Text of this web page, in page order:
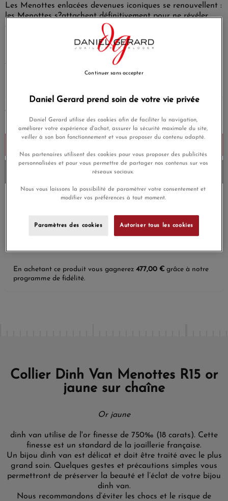
Les Menottes enlacées devenues iconiques se renouvellent :
les Menottes s?attachent définitivement pour ne révéler
qu?un seul et unique motif
Esprit rebelle, symbole d'union ou d'attachement.
Longueur : 45 cm
AJOUTER UNE GRAVURE
Livré chez vous la semaine prochaine
Payez en 4x ou 10x
remboursé
En achetant ce produit vous gagnerez 477,00 € grâce à notre
programme de fidélité.
Collier Dinh Van Menottes R15 or
jaune sur chaîne
Or jaune
dinh van utilise de l'or finesse de 750‰ (18 carats). Cette
finesse est un standard de la joaillerie française.
Un bijou dinh van est délicat et doit être traité avec le plus
grand soin. Quelques gestes et précautions simples vous
permettront de préserver la beauté et l’éclat de votre bijou
dinh van.
Nous recommandons d’éviter les chocs et le risque de
Daniel Gerard prend soin de votre vie privée
Daniel Gerard utilise des cookies afin de faciliter la navigation,
améliorer votre expérience d'achat, assurer la sécurité maximale du site,
veiller à son bon fonctionnement et vous proposer du contenu adapté.
Nos partenaires utilisent des cookies pour vous proposer des publicités
personnalisées et pour vous permettre de partager nos contenus sur vos
réseaux sociaux.
Nous vous laissons la possibilité de paramétrer votre consentement et
modifier vos préférences à tout moment.
Paramètres des cookies Autoriser tous les cookies
Continuer sans accepter